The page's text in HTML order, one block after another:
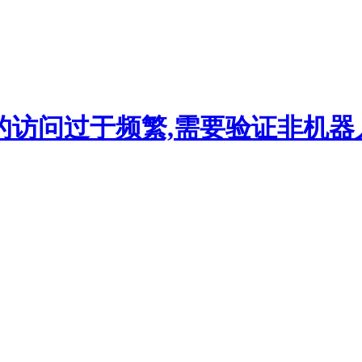
访问过于频繁,需要验证非机器